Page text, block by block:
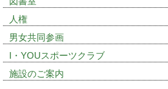
人権
男女共同参画
I・YOUスポーツクラブ
施設のご案内